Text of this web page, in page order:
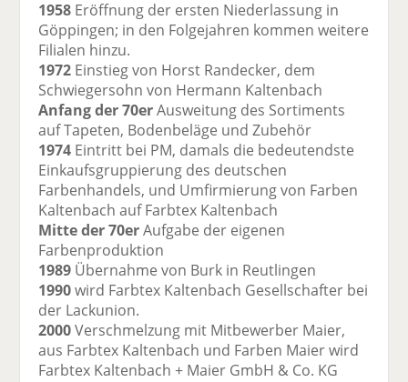
1958 Eröffnung der ersten Niederlassung in
Göppingen; in den Folgejahren kommen weitere
Filialen hinzu.
1972 Einstieg von Horst Randecker, dem
Schwiegersohn von Hermann Kaltenbach
Anfang der 70erAusweitung des Sortiments
auf Tapeten, Bodenbeläge und Zubehör
1974 Eintritt bei PM, damals die bedeutendste
Einkaufsgruppierung des deutschen
Farbenhandels, und Umfirmierung von Farben
Kaltenbach auf Farbtex Kaltenbach
Mitte der 70erAufgabe der eigenen
Farbenproduktion
1989 Übernahme von Burk in Reutlingen
1990wird Farbtex Kaltenbach Gesellschafter bei
der Lackunion.
2000Verschmelzung mit Mitbewerber Maier,
aus Farbtex Kaltenbach und Farben Maier wird
Farbtex Kaltenbach + Maier GmbH & Co. KG